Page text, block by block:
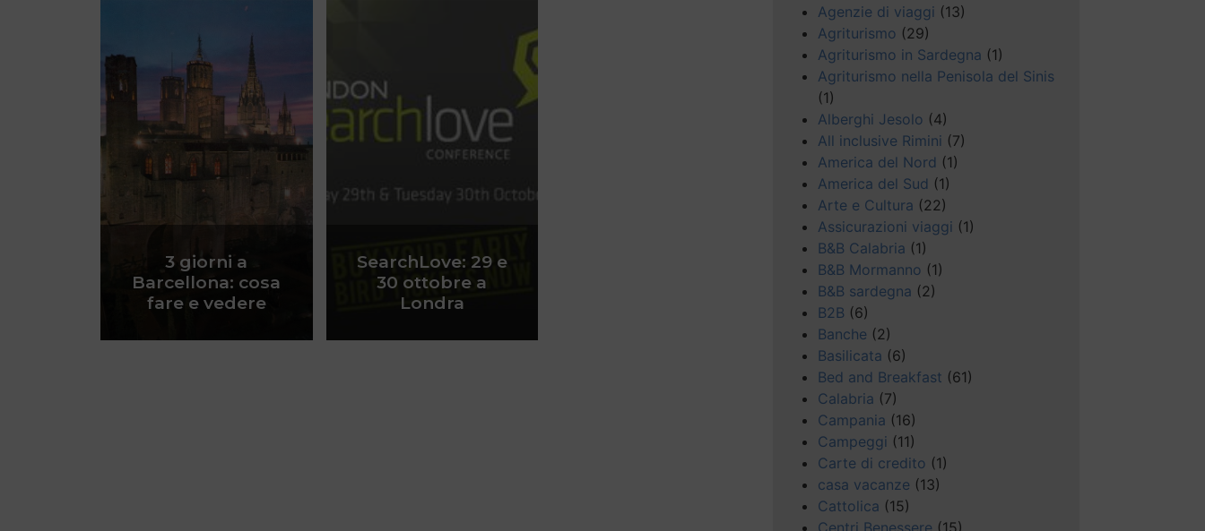
3 giorni a
Barcellona: cosa
fare e vedere
SearchLove: 29 e
30 ottobre a
Londra
Agenzie di viaggi (13)
Agriturismo (29)
Agriturismo in Sardegna (1)
Agriturismo nella Penisola del Sinis
(1)
Alberghi Jesolo (4)
All inclusive Rimini (7)
America del Nord (1)
America del Sud (1)
Arte e Cultura (22)
Assicurazioni viaggi (1)
B&B Calabria (1)
B&B Mormanno (1)
B&B sardegna (2)
B2B (6)
Banche (2)
Basilicata (6)
Bed and Breakfast (61)
Calabria (7)
Campania (16)
Campeggi (11)
Carte di credito (1)
casa vacanze (13)
Cattolica (15)
Centri Benessere (15)